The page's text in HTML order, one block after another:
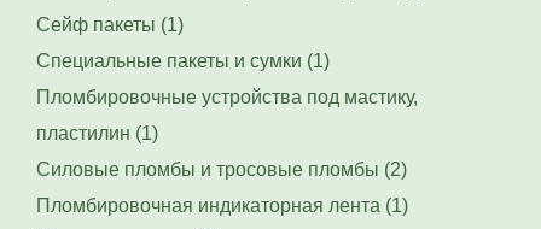
Сейф пакеты (1)
Специальные пакеты и сумки (1)
Пломбировочные устройства под мастику,
пластилин (1)
Силовые пломбы и тросовые пломбы (2)
Пломбировочная индикаторная лента (1)